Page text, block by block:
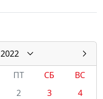
2022
ПТ СБ
ВС
2 3
4